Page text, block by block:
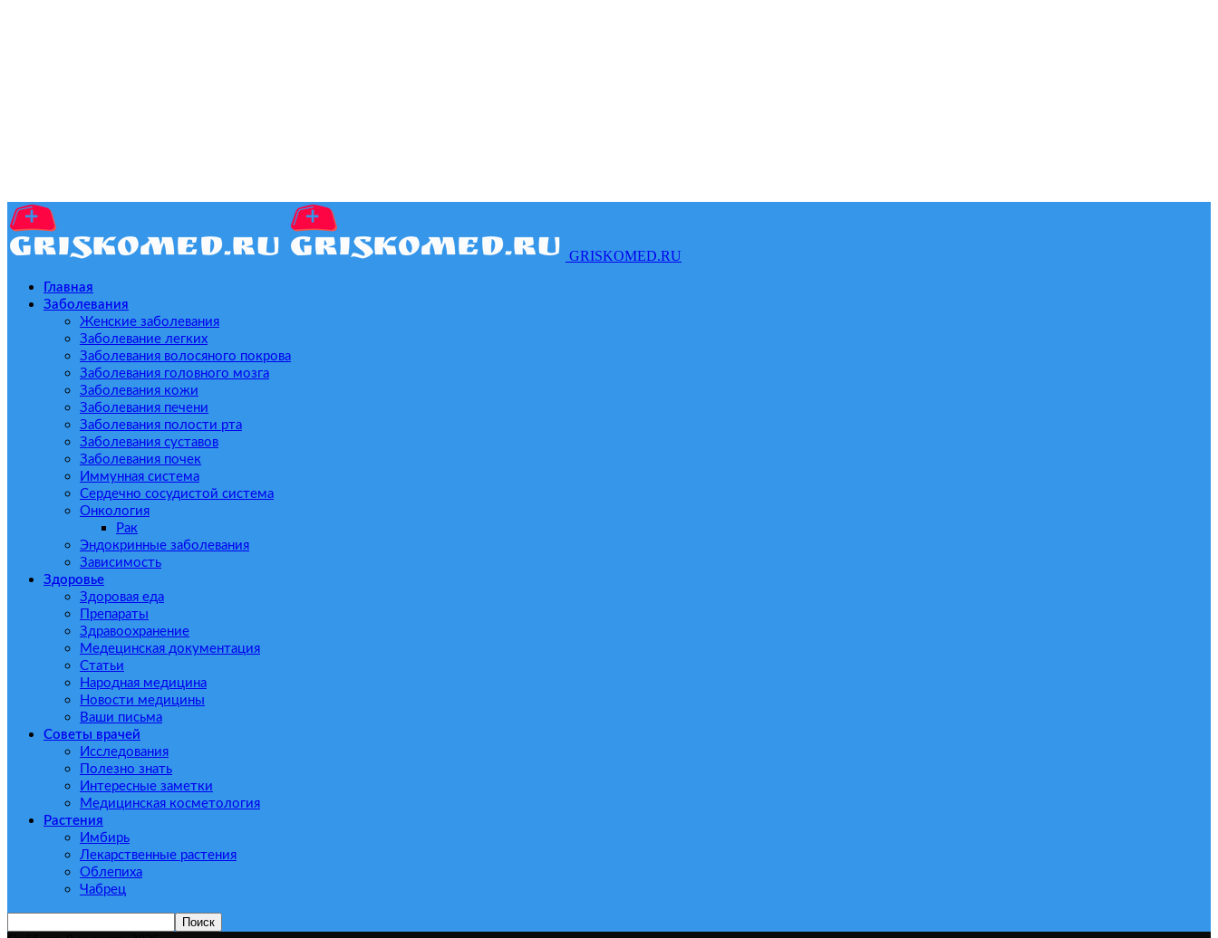
GRISKOMED.RU
Главная
Заболевания
Женские заболевания
Заболевание легких
Заболевания волосяного покрова
Заболевания головного мозга
Заболевания кожи
Заболевания печени
Заболевания полости рта
Заболевания суставов
Заболевания почек
Иммунная система
Сердечно сосудистой система
Онкология
Рак
Эндокринные заболевания
Зависимость
Здоровье
Здоровая еда
Препараты
Здравоохранение
Медецинская документация
Статьи
Народная медицина
Новости медицины
Ваши письма
Советы врачей
Исследования
Полезно знать
Интересные заметки
Медицинская косметология
Растения
Имбирь
Лекарственные растения
Облепиха
Чабрец